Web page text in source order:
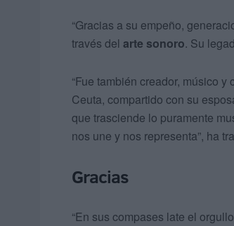
“Gracias a su empeño,
través del arte sonoro. Su
“Fue también creador, músico
Ceuta, compartido con su
que trasciende lo puramente
nos une y nos representa”, ha
Gracias
“En sus compases late el